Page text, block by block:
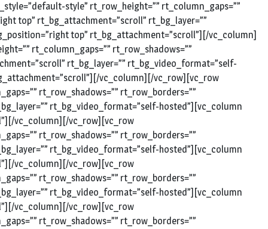
style” rt_row_height=”” rt_column_gaps=””
top” rt_bg_attachment=”scroll” rt_bg_layer=””
top” rt_bg_attachment=”scroll”][/vc_column]
rt_column_gaps=”” rt_row_shadows=””
rt_bg_layer=”” rt_bg_video_format=”self-
vc_column][/vc_row][vc_row
rt_row_shadows=”” rt_row_borders=””
rt_bg_video_format=”self-hosted”][vc_column
vc_column][/vc_row][vc_row
rt_row_shadows=”” rt_row_borders=””
rt_bg_video_format=”self-hosted”][vc_column
vc_column][/vc_row][vc_row
rt_row_shadows=”” rt_row_borders=””
rt_bg_video_format=”self-hosted”][vc_column
vc_column][/vc_row][vc_row
rt_row_shadows=”” rt_row_borders=””